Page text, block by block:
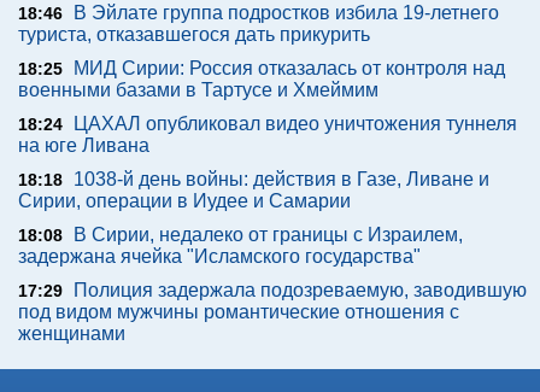
18:46
В Эйлате группа подростков избила 19-летнего
туриста, отказавшегося дать прикурить
18:25
МИД Сирии: Россия отказалась от контроля над
военными базами в Тартусе и Хмеймим
18:24
ЦАХАЛ опубликовал видео уничтожения туннеля
на юге Ливана
18:18
1038-й день войны: действия в Газе, Ливане и
Сирии, операции в Иудее и Самарии
18:08
В Сирии, недалеко от границы с Израилем,
задержана ячейка "Исламского государства"
17:29
Полиция задержала подозреваемую, заводившую
под видом мужчины романтические отношения с
женщинами